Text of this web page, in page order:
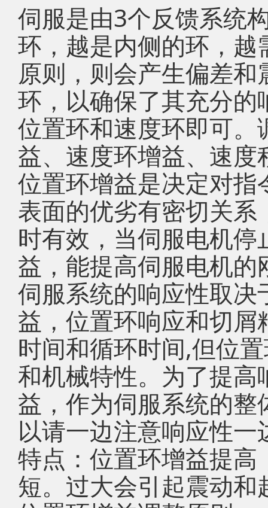
伺服是由3个反馈系统
环，越是内侧的环，
原则，则会产生偏差
环，以确保了其充分
位置环和速度环即可
益、速度环增益、速度
位置环增益是决定对
表面的优劣有密切关
时有效，当伺服电机
益，能提高伺服电机
伺服系统的响应性取
益，位置环响应和切
时间和循环时间,但位
和机械特性。为了提
益，作为伺服系统的
以请一边注意响应性
特点：位置环增益提
短。过大会引起震动和